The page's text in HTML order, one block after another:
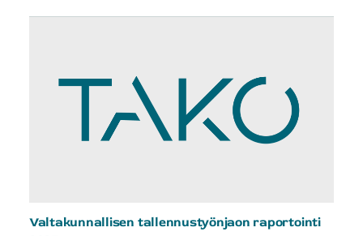
Valtakunnallisen tallennustyönjaon raportointi